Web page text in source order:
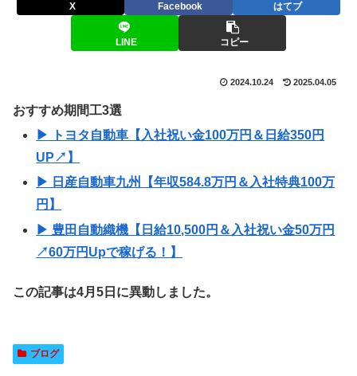
X Facebook はてブ
LINE コピー
2024.10.24 2025.04.05
おすすめ期間工3選
▶ トヨタ自動車【入社祝い金100万円＆日給350円
UP↗】
▶ 日産自動車九州【年収584.8万円＆入社特典100万
円】
▶ 豊田自動織機【日給10,500円＆入社祝い金50万円
↗60万円Upで稼げる！】
この記事は4月5日に異動しました。
ブログ